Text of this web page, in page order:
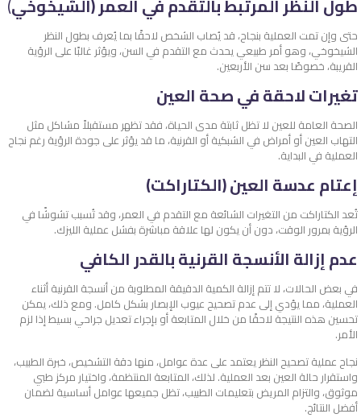
حتى وإن تمت العملية بنجاح، قد يُصاب الشخص لاحقًا بما يُعرف بطول النظر
الشيخوخي، وهو أمر طبيعي يحدث مع التقدم في السن، ويؤثر غالبًا على الرؤية
القريبة، خصوصًا بعد سن الأربعين.
تغيرات لاحقة في صحة العين
الصحة العامة للعين لا تظل ثابتة مدى الحياة، فقد تظهر مستقبلاً مشاكل مثل
التهاب العين أو أمراض في الشبكية أو القرنية، ما قد يؤثر على جودة الرؤية رغم نجاح
العملية في البداية.
إعتام عدسة العين (الكتاراكت)
تُعد الكتاراكت من التغيرات الشائعة مع التقدم في العمر، وقد تُسبب تشوشًا في
الرؤية بمرور الوقت، دون أن يكون لها علاقة مباشرة بفشل عملية الليزك.
عدم إزالة الأنسجة القرنية بالقدر الكافي
في بعض الحالات، لا تتم إزالة الكمية الدقيقة المطلوبة من أنسجة القرنية أثناء
العملية، مما يؤدي إلى عدم تصحيح عيوب الإبصار بشكل كامل. ومع ذلك، يمكن
تحسين هذه النتيجة لاحقًا من خلال المتابعة أو بإجراء تعديل جراحي بسيط إذا لزم
الأمر.
نجاح عملية تصحيح النظر يعتمد على عدة عوامل، منها دقة التشخيص، خبرة الطبيب،
واستقرار حالة العين بعد العملية. لذلك، المتابعة المنتظمة، واختيار مركز طبي
موثوق، والتزام المريض بتعليمات الطبيب، تظل جميعها عوامل أساسية لضمان
أفضل النتائج.